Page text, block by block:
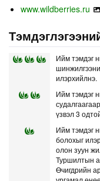
www.wildberries.ru
Ийм тэмдэг
илэрхийлнэ.
Ийм тэмдэг
үзвэл 3
Ийм тэмдэг
болохыг
олон зуун
Туршилтын
Өчигдрийн